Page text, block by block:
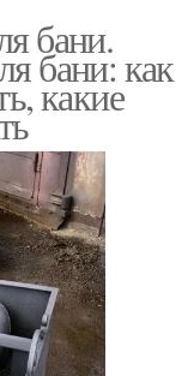
бани.
бани: как
какие